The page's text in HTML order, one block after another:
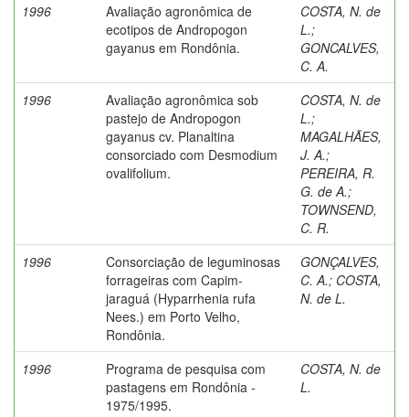
1996
Avaliação agronômica de
ecotipos de Andropogon
gayanus em Rondônia.
COSTA, N. de
L.;
GONCALVES,
C. A.
1996
Avaliação agronômica sob
pastejo de Andropogon
gayanus cv. Planaltina
consorciado com Desmodium
ovalifolium.
COSTA, N. de
L.;
MAGALHÃES,
J. A.;
PEREIRA, R.
G. de A.;
TOWNSEND,
C. R.
1996
Consorciação de leguminosas
forrageiras com Capim-
jaraguá (Hyparrhenia rufa
Nees.) em Porto Velho,
Rondônia.
GONÇALVES,
C. A.; COSTA,
N. de L.
1996
Programa de pesquisa com
pastagens em Rondônia -
1975/1995.
COSTA, N. de
L.